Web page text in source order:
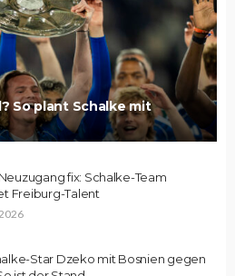
So plant Schalke mit
fix: Schalke-Team
Freiburg-Talent
Star Dzeko mit Bosnien gegen